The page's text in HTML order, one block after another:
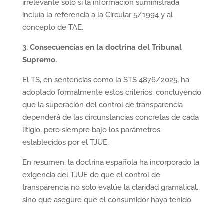
irrelevante solo si la información suministrada
incluía la referencia a la Circular 5/1994 y al
concepto de TAE.
3. Consecuencias en la doctrina del Tribunal
Supremo.
El TS, en sentencias como la STS 4876/2025, ha
adoptado formalmente estos criterios, concluyendo
que la superación del control de transparencia
dependerá de las circunstancias concretas de cada
litigio, pero siempre bajo los parámetros
establecidos por el TJUE.
En resumen, la doctrina española ha incorporado la
exigencia del TJUE de que el control de
transparencia no solo evalúe la claridad gramatical,
sino que asegure que el consumidor haya tenido